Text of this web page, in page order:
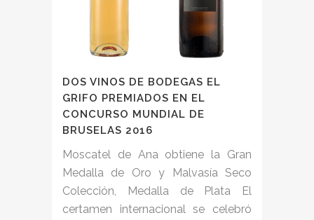
DOS VINOS DE BODEGAS EL
GRIFO PREMIADOS EN EL
CONCURSO MUNDIAL DE
BRUSELAS 2016
Moscatel de Ana obtiene la Gran
Medalla de Oro y Malvasía Seco
Colección, Medalla de Plata El
certamen internacional se celebró